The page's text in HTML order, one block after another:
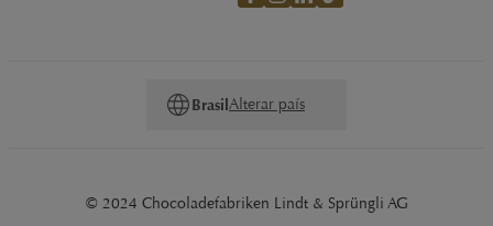
BrasilAlterar país
© 2024 Chocoladefabriken Lindt & Sprüngli AG